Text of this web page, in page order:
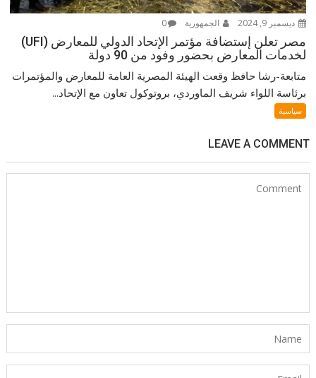
ديسمبر 9, 2024 الجمهورية 0
مصر تعلن إستضافة مؤتمر الإتحاد الدولي للمعارض (UFI)
لخدمات المعارض بحضور وفود من 90 دولة
متابعة-رشا حافظ وقعت الهيئة المصرية العامة للمعارض والمؤتمرات
برئاسة اللواء شريف الماوردي، بروتوكول تعاون مع الإتحاد...
سياسية
LEAVE A COMMENT